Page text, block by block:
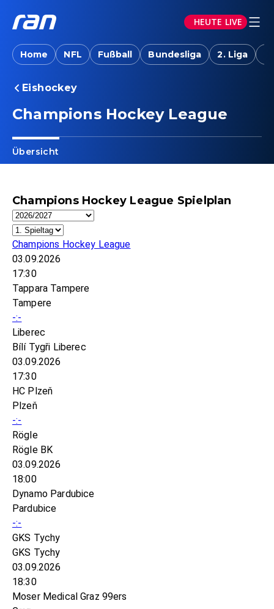
HEUTE LIVE
Home NFL Fußball Bundesliga 2. Liga
Eishockey
Champions Hockey League
Übersicht
Champions Hockey League Spielplan
Champions Hockey League
03.09.2026
17:30
Tappara Tampere
Tampere
-:-
Liberec
Bílí Tygři Liberec
03.09.2026
17:30
HC Plzeň
Plzeň
-:-
Rögle
Rögle BK
03.09.2026
18:00
Dynamo Pardubice
Pardubice
-:-
GKS Tychy
GKS Tychy
03.09.2026
18:30
Moser Medical Graz 99ers